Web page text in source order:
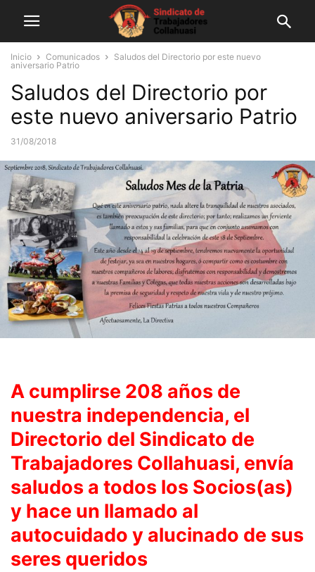
Inicio Comunicados
Saludos del Directorio por este nuevo
aniversario Patrio
Saludos del Directorio por
este nuevo aniversario Patrio
31/08/2018
A cumplirse 208 años de
nuestra independencia, el
Directorio del Sindicato de
Trabajadores Collahuasi, envía
saludos a todos los Socios(as)
y hace un llamado al
autocuidado y alucinado de sus
seres queridos